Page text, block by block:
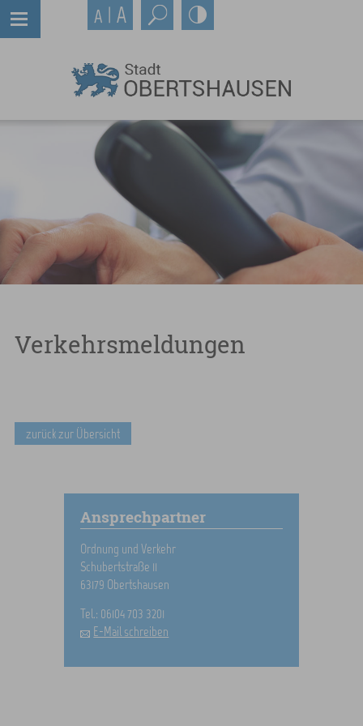
Verkehrsmeldungen
zurück zur Übersicht
Ansprechpartner
Ordnung und Verkehr
Schubertstraße 11
63179 Obertshausen
Tel.: 06104 703 3201
E-Mail schreiben